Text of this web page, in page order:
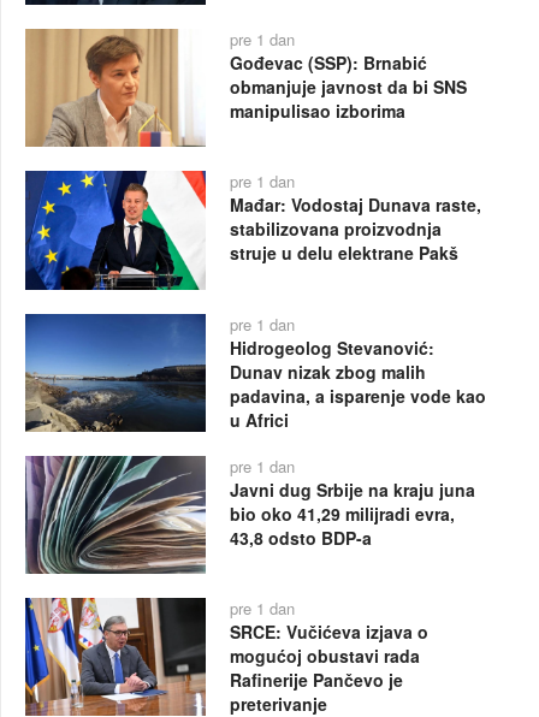
pre 1 dan
Gođevac (SSP): Brnabić
obmanjuje javnost da bi SNS
manipulisao izborima
pre 1 dan
Mađar: Vodostaj Dunava raste,
stabilizovana proizvodnja
struje u delu elektrane Pakš
pre 1 dan
Hidrogeolog Stevanović:
Dunav nizak zbog malih
padavina, a isparenje vode kao
u Africi
pre 1 dan
Javni dug Srbije na kraju juna
bio oko 41,29 milijradi evra,
43,8 odsto BDP-a
pre 1 dan
SRCE: Vučićeva izjava o
mogućoj obustavi rada
Rafinerije Pančevo je
preterivanje